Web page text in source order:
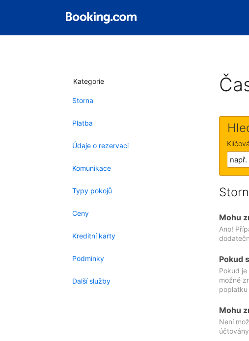
Kategorie
Storna
Platba
Údaje o rezervaci
Komunikace
Typy pokojů
Ceny
Kreditní karty
Podmínky
Další služby
Mohu
Ano!
Pokud
Pokud
možné
Mohu
Není